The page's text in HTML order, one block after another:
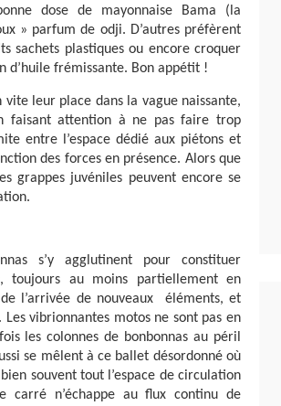
dose de mayonnaise Bama (la
» parfum de odji. D’autres préfèrent
sachets plastiques ou encore croquer
d’huile frémissante. Bon appétit !
leur place dans la vague naissante,
faisant attention à ne pas faire trop
entre l’espace dédié aux piétons et
des forces en présence. Alors que
grappes juvéniles peuvent encore se
s’y agglutinent pour constituer
toujours au moins partiellement en
l’arrivée de nouveaux éléments, et
vibrionnantes motos ne sont pas en
les colonnes de bonbonnas au péril
se mêlent à ce ballet désordonné où
souvent tout l’espace de circulation
carré n’échappe au flux continu de